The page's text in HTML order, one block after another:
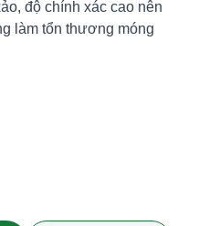
độ chính xác cao nên
làm tổn thương móng